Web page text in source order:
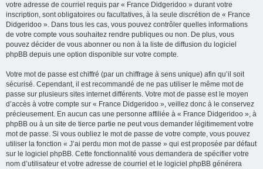
votre adresse de courriel requis par « France Didgeridoo » durant votre
inscription, sont obligatoires ou facultatives, à la seule discrétion de « France
Didgeridoo ». Dans tous les cas, vous pouvez contrôler quelles informations
de votre compte vous souhaitez rendre publiques ou non. De plus, vous
pouvez décider de vous abonner ou non à la liste de diffusion du logiciel
phpBB depuis une option disponible sur votre compte.
Votre mot de passe est chiffré (par un chiffrage à sens unique) afin qu’il soit
sécurisé. Cependant, il est recommandé de ne pas utiliser le même mot de
passe sur plusieurs sites internet différents. Votre mot de passe est le moyen
d’accès à votre compte sur « France Didgeridoo », veillez donc à le conservez
précieusement. En aucun cas une personne affiliée à « France Didgeridoo », à
phpBB ou à un site de tierce partie ne peut vous demander légitimement votre
mot de passe. Si vous oubliez le mot de passe de votre compte, vous pouvez
utiliser la fonction « J’ai perdu mon mot de passe » qui est proposée par défaut
sur le logiciel phpBB. Cette fonctionnalité vous demandera de spécifier votre
nom d’utilisateur et votre adresse de courriel et le logiciel phpBB générera